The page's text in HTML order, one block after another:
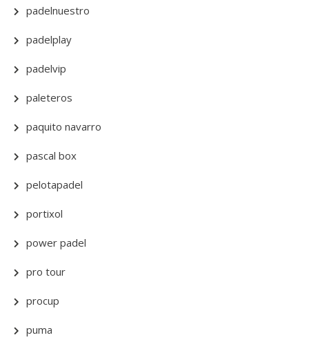
padelnuestro
padelplay
padelvip
paleteros
paquito navarro
pascal box
pelotapadel
portixol
power padel
pro tour
procup
puma